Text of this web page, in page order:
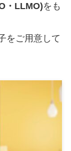
・LLMO)をも
をご用意して